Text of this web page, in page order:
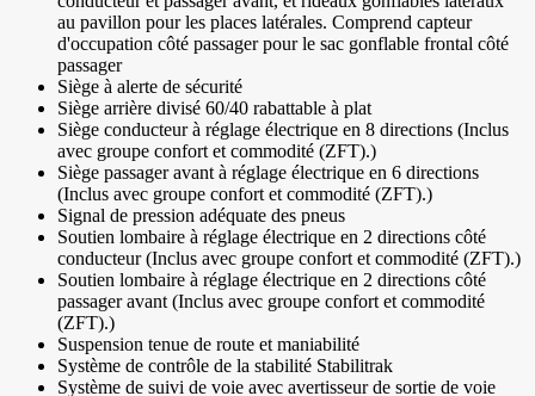
au pavillon pour les places latérales. Comprend capteur
d'occupation côté passager pour le sac gonflable frontal côté
passager
Siège à alerte de sécurité
Siège arrière divisé 60/40 rabattable à plat
Siège conducteur à réglage électrique en 8 directions (Inclus
avec groupe confort et commodité (ZFT).)
Siège passager avant à réglage électrique en 6 directions
(Inclus avec groupe confort et commodité (ZFT).)
Signal de pression adéquate des pneus
Soutien lombaire à réglage électrique en 2 directions côté
conducteur (Inclus avec groupe confort et commodité (ZFT).)
Soutien lombaire à réglage électrique en 2 directions côté
passager avant (Inclus avec groupe confort et commodité
(ZFT).)
Suspension tenue de route et maniabilité
Système de contrôle de la stabilité Stabilitrak
Système de suivi de voie avec avertisseur de sortie de voie